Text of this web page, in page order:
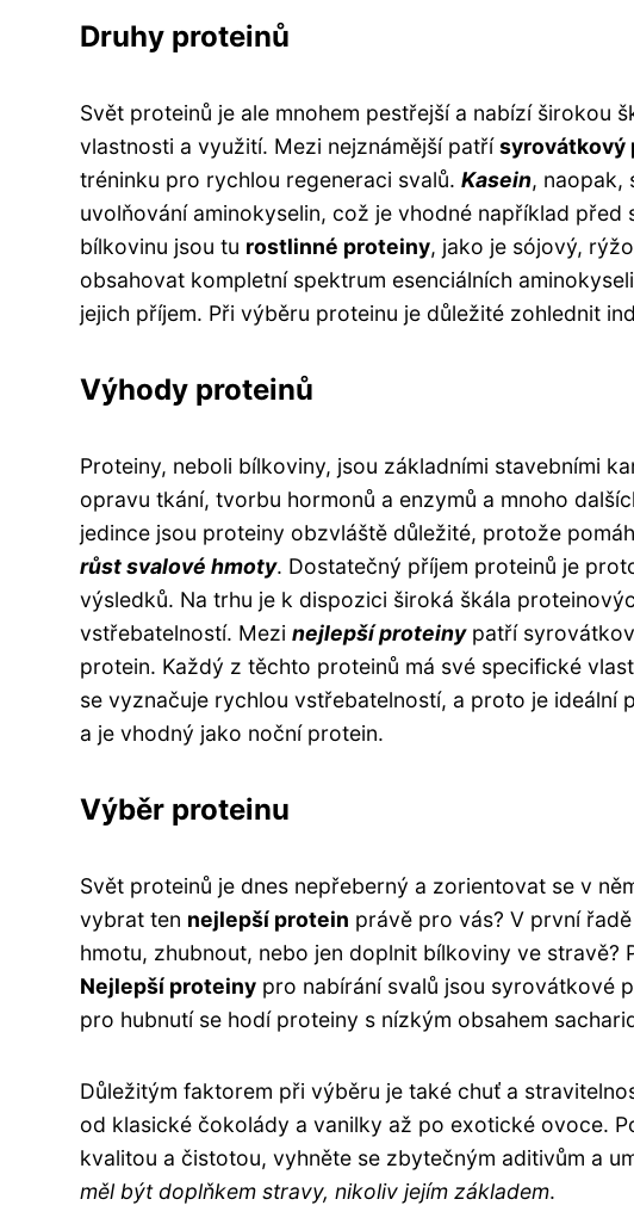
Druhy proteinů
Svět proteinů je ale mnohem pestřejší a nabízí širokou
vlastnosti a využití. Mezi nejznámější patřísyrovátkový
tréninku pro rychlou regeneraci svalů. Kasein, naopak,
uvolňování aminokyselin, což je vhodné například před
bílkovinu jsou tu rostlinné proteiny, jako je sójový,
obsahovat kompletní spektrum esenciálních
jejich příjem. Při výběru proteinu je důležité zohlednit
Výhody proteinů
Proteiny, neboli bílkoviny, jsou základními stavebními
opravu tkání, tvorbu hormonů a enzymů a mnoho
jedince jsou proteiny obzvláště důležité, protože
růst svalové hmoty. Dostatečný příjem proteinů je
výsledků. Na trhu je k dispozici široká škála
vstřebatelností. Mezi nejlepší proteinypatří
protein. Každý z těchto proteinů má své specifické
se vyznačuje rychlou vstřebatelností, a proto je ideální
a je vhodný jako noční protein.
Výběr proteinu
Svět proteinů je dnes nepřeberný a zorientovat se v
vybrat ten nejlepší protein právě pro vás? V první
hmotu, zhubnout, nebo jen doplnit bílkoviny ve
Nejlepší proteiny pro nabírání svalů jsou syrovátkové
pro hubnutí se hodí proteiny s nízkým obsahem
Důležitým faktorem při výběru je také chuť a
od klasické čokolády a vanilky až po exotické ovoce.
kvalitou a čistotou, vyhněte se zbytečným aditivům a
měl být doplňkem stravy, nikoliv jejím základem.